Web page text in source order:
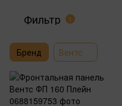
Фильтр 1
Бренд Вентс